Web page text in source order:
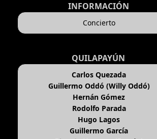
INFORMACIÓN
Concierto
QUILAPAYÚN
Carlos Quezada
Guillermo Oddó (Willy Oddó)
Hernán Gómez
Rodolfo Parada
Hugo Lagos
Guillermo García